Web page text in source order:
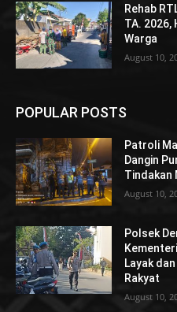
Rehab
TA. 2026,
Warga
August 10,
POPULAR POSTS
Patroli
Dangin
Tindakan
August 10,
Polsek
Layak
Rakyat
August 10,